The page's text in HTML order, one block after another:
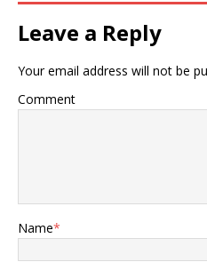
Leave a Reply
Your email address will not be
Comment
Name*